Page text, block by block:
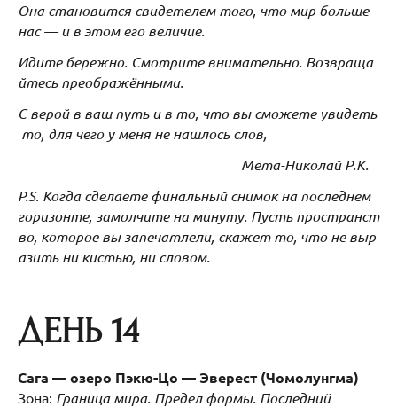
Она становится свидетелем того, что мир больше
нас — и в этом его величие.
Идите бережно. Смотрите внимательно. Возвраща
йтесь преображёнными.
С верой в ваш путь и в то, что вы сможете увидеть
то, для чего у меня не нашлось слов,
Мета-Николай Р.К.
P.S. Когда сделаете финальный снимок на последнем
горизонте, замолчите на минуту. Пусть пространст
во, которое вы запечатлели, скажет то, что не выр
азить ни кистью, ни словом.
ДЕНЬ 14
Сага — озеро Пэкю-Цо — Эверест (Чомолунгма)
Зона: Граница мира. Предел формы. Последний